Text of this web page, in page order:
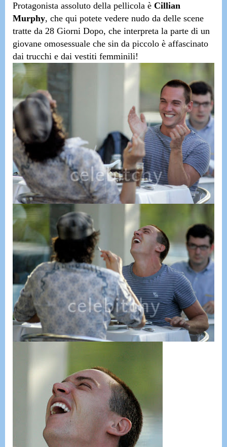
Protagonista assoluto della pellicola è Cillian
Murphy, che qui potete vedere nudo da delle scene
tratte da 28 Giorni Dopo, che interpreta la parte di un
giovane omosessuale che sin da piccolo è affascinato
dai trucchi e dai vestiti femminili!